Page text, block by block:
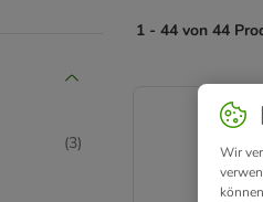
(3)
1 - 44 von 44
product items
Wir